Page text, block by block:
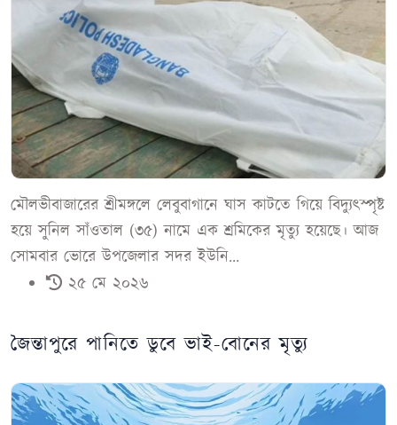
মৌলভীবাজারের শ্রীমঙ্গলে লেবুবাগানে ঘাস কাটতে গিয়ে বিদ্যুৎস্পৃষ্ট
হয়ে সুনিল সাঁওতাল (৩৫) নামে এক শ্রমিকের মৃত্যু হয়েছে। আজ
সোমবার ভোরে উপজেলার সদর ইউনি...
২৫ মে ২০২৬
জৈন্তাপুরে পানিতে ডুবে ভাই-বোনের মৃত্যু